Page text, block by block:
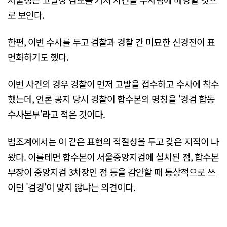
로 보인다.
한편, 이번 수사를 두고 검찰과 경찰 간 미묘한 신경전이 표
면화하기도 했다.
이번 사건의 경우 경찰이 먼저 고발을 접수하고 수사에 착수
했는데, 언론 공지 당시 경찰이 합수본의 명칭을 '경검 합동
수사본부'라고 적은 것이다.
법조계에서는 이 같은 표현의 적절성을 두고 갖은 지적이 나
왔다. 이를테면 합수본이 서울중앙지검에 설치된 점, 합수본
부장이 중앙지검 3차장인 점 등을 감안할 때 통상적으로 쓰
이던 '검경'이 맞지 않냐는 의견이다.